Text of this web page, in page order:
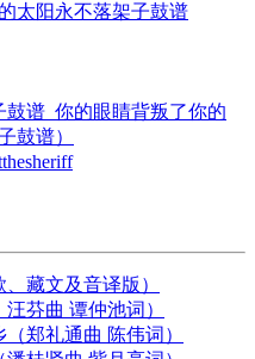
太阳永不落架子鼓谱
谱_你的眼睛背叛了你的
鼓谱）
藏文及音译版）
芬曲 谭仲池词）
郑礼通曲 陈伟词）